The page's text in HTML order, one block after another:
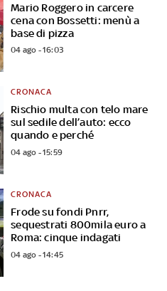
Mario Roggero in carcere
cena con Bossetti: menù a
base di pizza
04 ago - 16:03
Rischio multa con telo mare
sul sedile dell’auto: ecco
quando e perché
CRONACA
04 ago - 15:59
Frode su fondi Pnrr,
sequestrati 800mila euro a
Roma: cinque indagati
CRONACA
04 ago - 14:45